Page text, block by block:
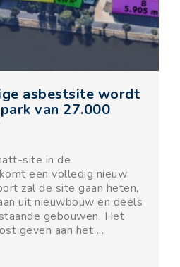
asbestsite wordt
van 27.000
site in de
een volledig nieuw
zal de site gaan heten,
uit nieuwbouw en deels
gebouwen. Het
geven aan het ...